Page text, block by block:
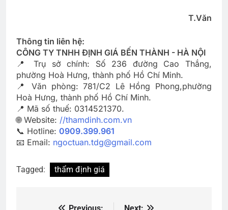
T.Văn
Thông tin liên hệ:
CÔNG TY TNHH ĐỊNH GIÁ BẾN THÀNH - HÀ NỘI
📍 Trụ sở chính: Số 236 đường Cao Thắng,
phường Hoà Hưng, thành phố Hồ Chí Minh.
📍 Văn phòng: 781/C2 Lê Hồng Phong,phường
Hoà Hưng, thành phố Hồ Chí Minh.
📍 Mã số thuế: 0314521370.
🌐 Website: //thamdinh.com.vn
📞 Hotline: 0909.399.961
📧 Email: ngoctuan.tdg@gmail.com
Tagged: thẩm định giá